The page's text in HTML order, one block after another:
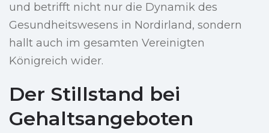
und betrifft nicht nur die Dynamik des
Gesundheitswesens in Nordirland, sondern
hallt auch im gesamten Vereinigten
Königreich wider.
Der Stillstand bei
Gehaltsangeboten